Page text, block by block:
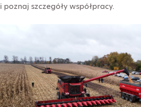
i poznaj szczegóły współpracy.